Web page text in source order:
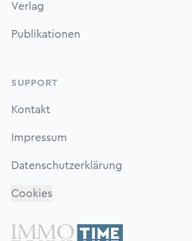
Verlag
Publikationen
SUPPORT
Kontakt
Impressum
Datenschutzerklärung
Cookies